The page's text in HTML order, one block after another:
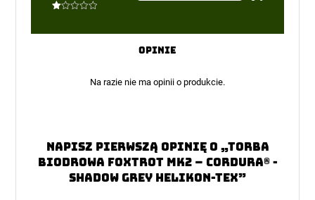
5
na
Opinie
Na razie nie ma opinii o produkcie.
Napisz pierwszą opinię o „Torba
Biodrowa Foxtrot Mk2 – Cordura® -
Shadow Grey Helikon-Tex”